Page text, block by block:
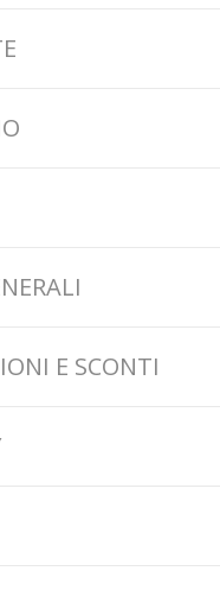
E SCONTI